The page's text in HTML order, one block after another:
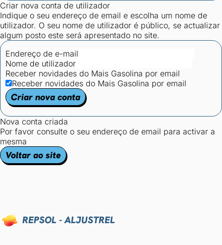
Criar nova conta de utilizador
Indique o seu endereço de email e escolha um nome de
utilizador. O seu nome de utilizador é público, se actualizar
algum posto este será apresentado no site.
Endereço de e-mail
Nome de utilizador
Receber novidades do Mais Gasolina por email
Receber novidades do Mais Gasolina por email
Criar nova conta
Nova conta criada
Por favor consulte o seu endereço de email para activar a
mesma
Voltar ao site
REPSOL - ALJUSTREL